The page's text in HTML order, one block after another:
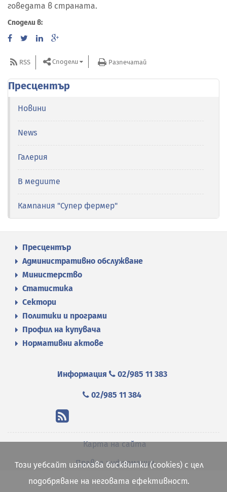
говедата в страната.
Сподели в:
RSS Сподели Разпечатай
Пресцентър
Новини
News
Галерия
В медиите
Кампания "Супер фермер"
Пресцентър
Административно обслужване
Министерство
Статистика
Сектори
Политики и програми
Профил на купувача
Нормативни актове
Информация 02/985 11 383
02/985 11 384
Карта на сайта
Правна информация
Този уебсайт използва бисквитки (cookies) с цел
подобряване на неговата ефективност.